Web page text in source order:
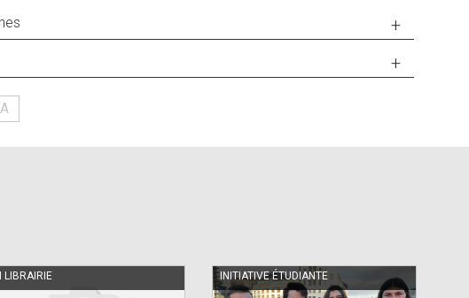
LIBRAIRIE INITIATIVE ÉTUDIANTE